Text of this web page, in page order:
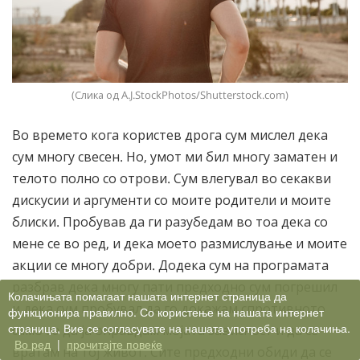
(Слика од A.J.StockPhotos/Shutterstock.com)
Во времето кога користев дрога сум мислел дека
сум многу свесен. Но, умот ми бил многу заматен и
телото полно со отрови. Сум влегувал во секакви
дискусии и аргументи со моите родители и моите
блиски. Пробував да ги разубедам во тоа дека со
мене се во ред, и дека моето размислување и моите
акции се многу добри. Додека сум на програмата
и дека сум пробувал да го докажам спротивното
само за да ја оправдам мојата зависност и да се
вратам на тој живот. Сите предходни обиди да се
Колачињата помагаат нашата интернет страница да
функционира правилно. Со користење на нашата интернет
страница, Вие се согласувате на нашата употреба на колачиња.
Во ред | прочитајте повеќе